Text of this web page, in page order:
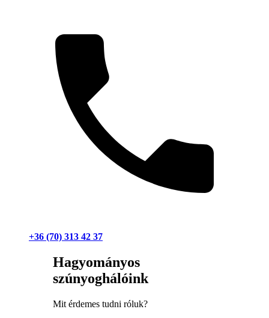
+36 (70) 313 42 37
Hagyományos
szúnyoghálóink
Mit érdemes tudni róluk?